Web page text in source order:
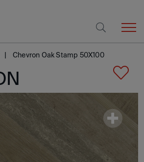
Chevron Oak Stamp 50X100